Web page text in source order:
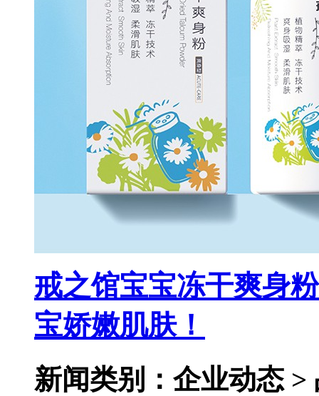
戒之馆宝宝冻干爽身
宝娇嫩肌肤！
新闻类别：企业动态 >